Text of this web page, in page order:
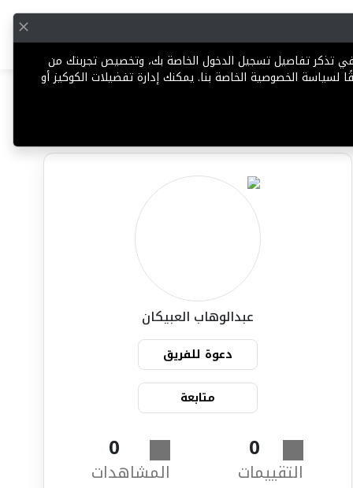
عبدالوهاب العبيكان
دعوة للفريق
متابعة
0
التقييمات
0
المشاهدات
تذكر تفاصيل تسجيل الدخول الخاصة بك، وتخصيص تجربتك من
لسياسة الخصوصية الخاصة بنا. يمكنك إدارة تفضيلات الكوكيز أو